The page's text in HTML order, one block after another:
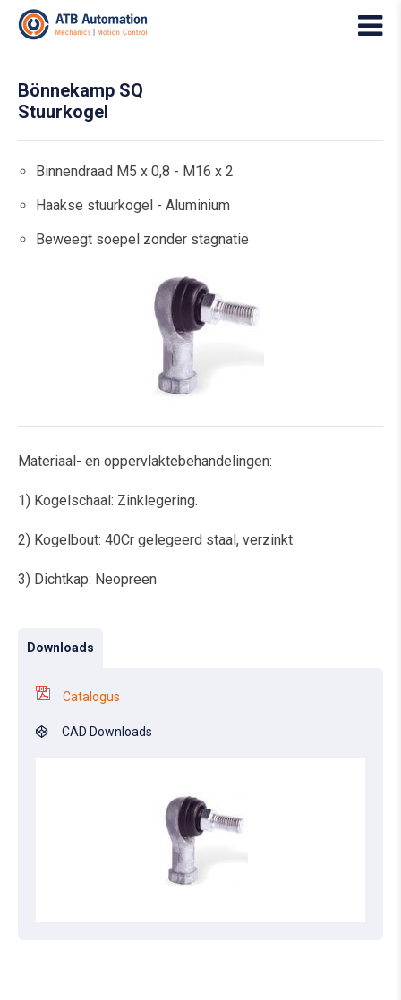
Bönnekamp SQ
Stuurkogel
Binnendraad M5 x 0,8 - M16 x 2
Haakse stuurkogel - Aluminium
Beweegt soepel zonder stagnatie
Materiaal- en oppervlaktebehandelingen:
1) Kogelschaal: Zinklegering.
2) Kogelbout: 40Cr gelegeerd staal, verzinkt
3) Dichtkap: Neopreen
Downloads
Catalogus
CAD Downloads